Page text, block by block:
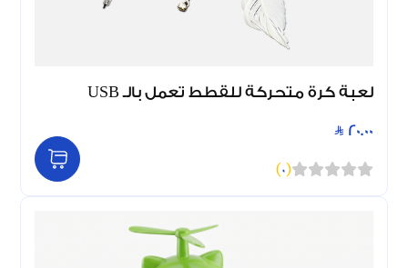
لعبة كرة متحركة للقطط تعمل بالـ USB
20.00
(
0
)